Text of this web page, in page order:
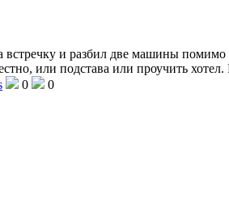
и разбил две машины помимо
или подстава или проучить
0
0